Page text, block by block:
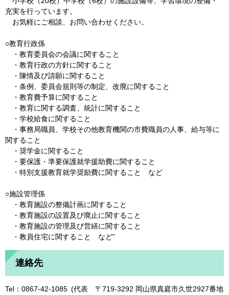
充実を行っています。
お気軽にご相談、お問い合わせください。
○教育行政係
・教育委員会の会議に関すること
・教育行政の方針に関すること
・陳情及び請願に関すること
・条例、委員会規則等の制定、改廃に関すること
・教育費予算に関すること
・教育に関する調査、統計に関すること
・学校給食に関すること
・事務局職員、学校その他教育機関の市費職員の人事、給与等に
関すること
・奨学金に関すること
・要保護・準要保護就学援助費に関すること
・特別支援教育就学奨励費に関すること など
○施設管理係
・教育施設の整備計画に関すること
・教育施設の設置及び廃止に関すること
・教育施設の管理及び営繕に関すること
・教員住宅に関すること など”
連絡先
Tel：0867-42-1085
代表 〒719-3292 岡山県真庭市久世2927番地